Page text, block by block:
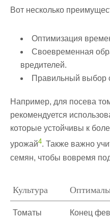
Вот несколько
Оптимизация
Своевременная
вредителей.
Правильный выбор
Например, для посева
рекомендуется
которые устойчивы к
урожай4. Также важно
семян, чтобы вовремя
Культура
Томаты Конец